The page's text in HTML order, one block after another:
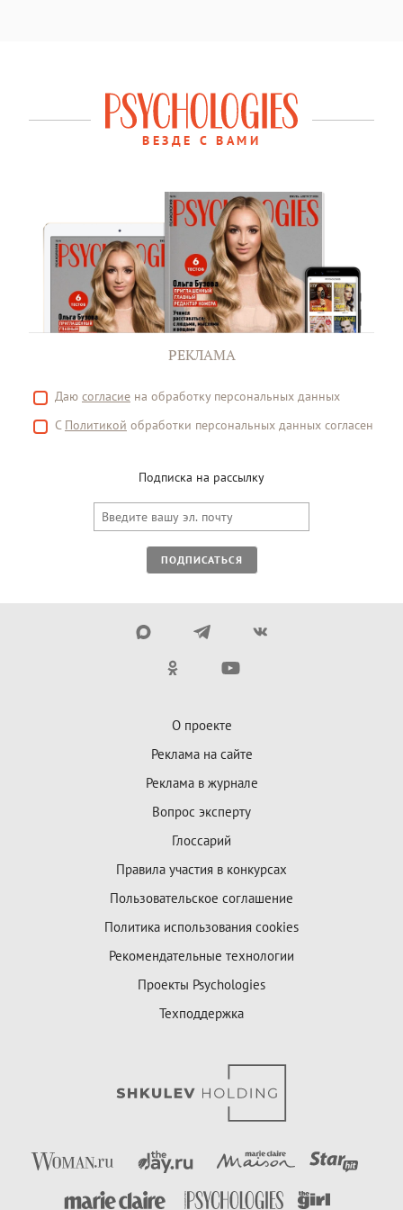
ВЕЗДЕ С ВАМИ
РЕКЛАМА
Даю согласие на обработку персональных данных
С Политикой обработки персональных данных согласен
Подписка на рассылку
ПОДПИСАТЬСЯ
О проекте
Реклама на сайте
Реклама в журнале
Вопрос эксперту
Глоссарий
Правила участия в конкурсах
Пользовательское соглашение
Политика использования cookies
Рекомендательные технологии
Проекты Psychologies
Техподдержка